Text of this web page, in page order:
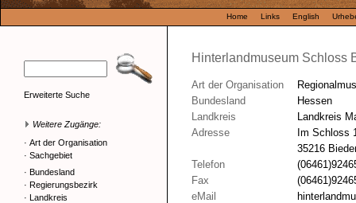
Home Links English
Erweiterte Suche
Weitere Zugänge:
· Art der Organisation
· Sachgebiet
· Bundesland
· Regierungsbezirk
· Landkreis
Hinterlandmuseum Schloss
Art der Organisation
Bundesland
Hessen
Landkreis
Landkreis
Adresse
Im Schloss
35216
Telefon
Fax
eMail